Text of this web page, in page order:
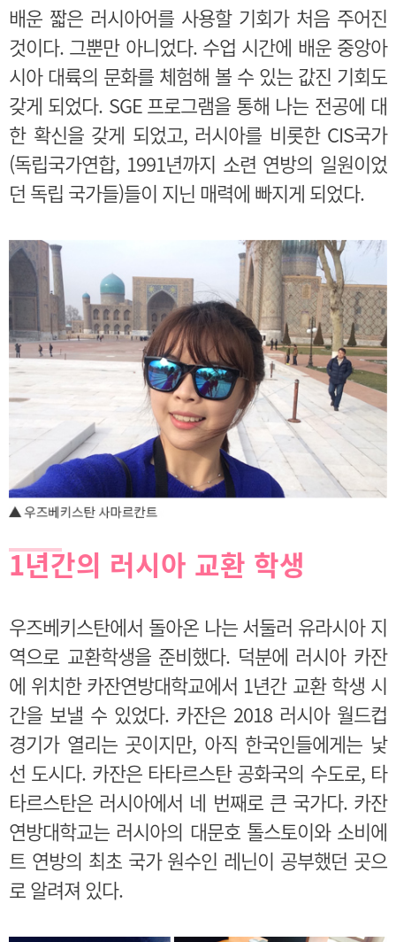
배운 짧은 러시아어를 사용할 기회가 처음 주어진
것이다. 그뿐만 아니었다. 수업 시간에 배운 중앙아
시아 대륙의 문화를 체험해 볼 수 있는 값진 기회도
갖게 되었다. SGE 프로그램을 통해 나는 전공에 대
한 확신을 갖게 되었고, 러시아를 비롯한 CIS국가
(독립국가연합, 1991년까지 소련 연방의 일원이었
던 독립 국가들)들이 지닌 매력에 빠지게 되었다.
1년간의 러시아 교환 학생
우즈베키스탄에서 돌아온 나는 서둘러 유라시아 지
역으로 교환학생을 준비했다. 덕분에 러시아 카잔
에 위치한 카잔연방대학교에서 1년간 교환 학생 시
간을 보낼 수 있었다. 카잔은 2018 러시아 월드컵
경기가 열리는 곳이지만, 아직 한국인들에게는 낯
선 도시다. 카잔은 타타르스탄 공화국의 수도로, 타
타르스탄은 러시아에서 네 번째로 큰 국가다. 카잔
연방대학교는 러시아의 대문호 톨스토이와 소비에
트 연방의 최초 국가 원수인 레닌이 공부했던 곳으
로 알려져 있다.